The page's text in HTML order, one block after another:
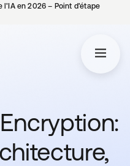
en 2026 – Point d’étape